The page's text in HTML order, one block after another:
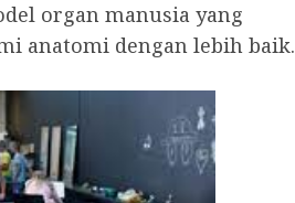
organ manusia yang
anatomi dengan lebih baik.